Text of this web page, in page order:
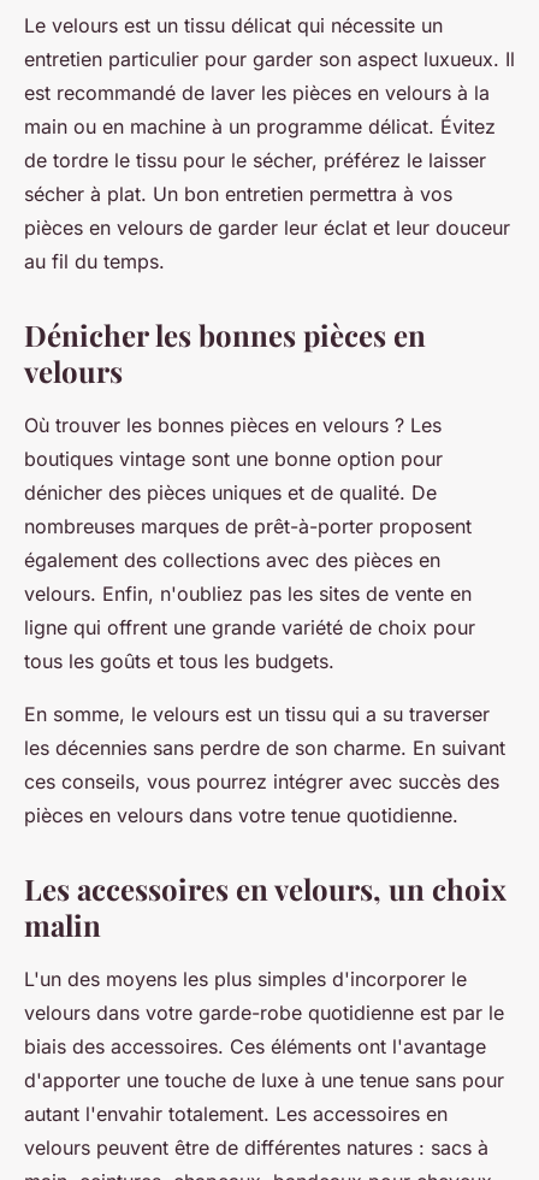
Le velours est un tissu délicat qui nécessite un
entretien particulier pour garder son aspect luxueux. Il
est recommandé de laver les pièces en velours à la
main ou en machine à un programme délicat. Évitez
de tordre le tissu pour le sécher, préférez le laisser
sécher à plat. Un bon entretien permettra à vos
pièces en velours de garder leur éclat et leur douceur
au fil du temps.
Dénicher les bonnes pièces en
velours
Où trouver les bonnes pièces en velours ? Les
boutiques vintage sont une bonne option pour
dénicher des pièces uniques et de qualité. De
nombreuses marques de prêt-à-porter proposent
également des collections avec des pièces en
velours. Enfin, n'oubliez pas les sites de vente en
ligne qui offrent une grande variété de choix pour
tous les goûts et tous les budgets.
En somme, le velours est un tissu qui a su traverser
les décennies sans perdre de son charme. En suivant
ces conseils, vous pourrez intégrer avec succès des
pièces en velours dans votre tenue quotidienne.
Les accessoires en velours, un choix
malin
L'un des moyens les plus simples d'incorporer le
velours dans votre garde-robe quotidienne est par le
biais des accessoires. Ces éléments ont l'avantage
d'apporter une touche de luxe à une tenue sans pour
autant l'envahir totalement. Les accessoires en
velours peuvent être de différentes natures : sacs à